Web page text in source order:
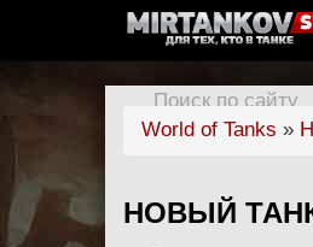
Поиск по сайту
World of Tanks »
НОВЫЙ